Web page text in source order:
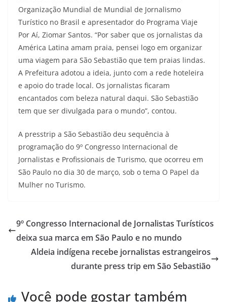
Organização Mundial de Mundial de Jornalismo
Turístico no Brasil e apresentador do Programa Viaje
Por Aí, Ziomar Santos. “Por saber que os jornalistas da
América Latina amam praia, pensei logo em organizar
uma viagem para São Sebastião que tem praias lindas.
A Prefeitura adotou a ideia, junto com a rede hoteleira
e apoio do trade local. Os jornalistas ficaram
encantados com beleza natural daqui. São Sebastião
tem que ser divulgada para o mundo”, contou.
A presstrip a São Sebastião deu sequência à
programação do 9º Congresso Internacional de
Jornalistas e Profissionais de Turismo, que ocorreu em
São Paulo no dia 30 de março, sob o tema O Papel da
Mulher no Turismo.
9º Congresso Internacional de Jornalistas Turísticos
deixa sua marca em São Paulo e no mundo
Aldeia indígena recebe jornalistas estrangeiros
durante press trip em São Sebastião
Você pode gostar também